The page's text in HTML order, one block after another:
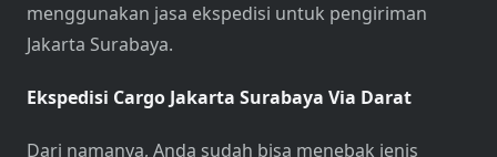
menggunakan jasa ekspedisi untuk pengiriman
Jakarta Surabaya.
Ekspedisi Cargo Jakarta Surabaya Via Darat
Dari namanya, Anda sudah bisa menebak jenis